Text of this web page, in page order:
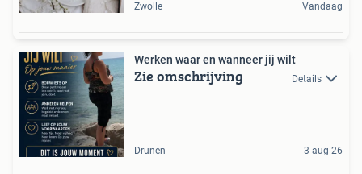
Zwolle Vandaag
Werken waar en wanneer jij wilt
Zie omschrijving Details
Drunen 3 aug 26